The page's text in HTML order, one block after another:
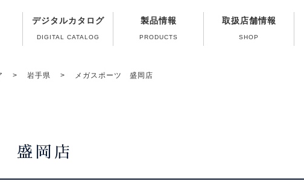
デジタルカタログ
DIGITAL CATALOG
製品情報
PRODUCTS
取扱店舗情報
SHOP
岩手県 メガスポーツ 盛岡店
盛岡店